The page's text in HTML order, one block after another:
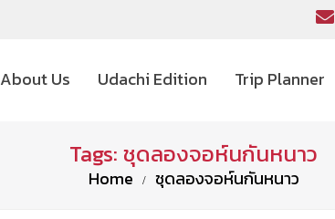
About Us Udachi Edition Trip Planner
Tags: ชุดลองจอห์นกันหนาว
Home ชุดลองจอห์นกันหนาว